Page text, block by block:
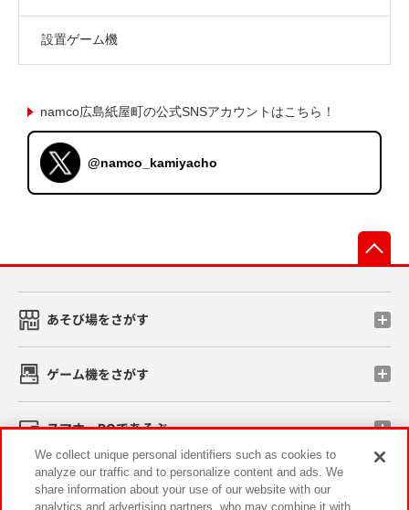
設置ゲーム機
namco広島紙屋町の公式SNSアカウントはこちら！
@namco_kamiyacho
あそび場をさがす
ゲーム機をさがす
スマホ・PCであそぶ
イベント・キャンペーン
We collect unique personal identifiers such as cookies to
analyze our traffic and to personalize content and ads. We
share information about your use of our website with our
analytics and advertising partners, who may combine it with